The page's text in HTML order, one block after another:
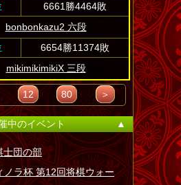
6661勝4464敗
bonbonkazu2 六段
6654勝11374敗
mikimikimikiX 三段
12 80 ＞
中のイベント ▲
士団の部
ノラ杯 第12回将棋ウォー